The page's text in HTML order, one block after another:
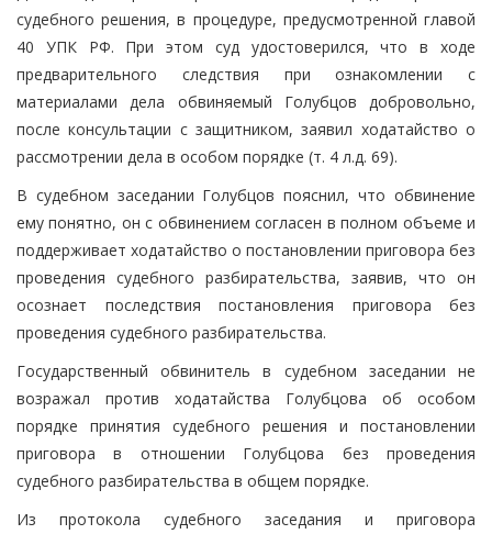
судебного решения, в процедуре, предусмотренной главой
40 УПК РФ. При этом суд удостоверился, что в ходе
предварительного следствия при ознакомлении с
материалами дела обвиняемый Голубцов добровольно,
после консультации с защитником, заявил ходатайство о
рассмотрении дела в особом порядке (т. 4 л.д. 69).
В судебном заседании Голубцов пояснил, что обвинение
ему понятно, он с обвинением согласен в полном объеме и
поддерживает ходатайство о постановлении приговора без
проведения судебного разбирательства, заявив, что он
осознает последствия постановления приговора без
проведения судебного разбирательства.
Государственный обвинитель в судебном заседании не
возражал против ходатайства Голубцова об особом
порядке принятия судебного решения и постановлении
приговора в отношении Голубцова без проведения
судебного разбирательства в общем порядке.
Из протокола судебного заседания и приговора